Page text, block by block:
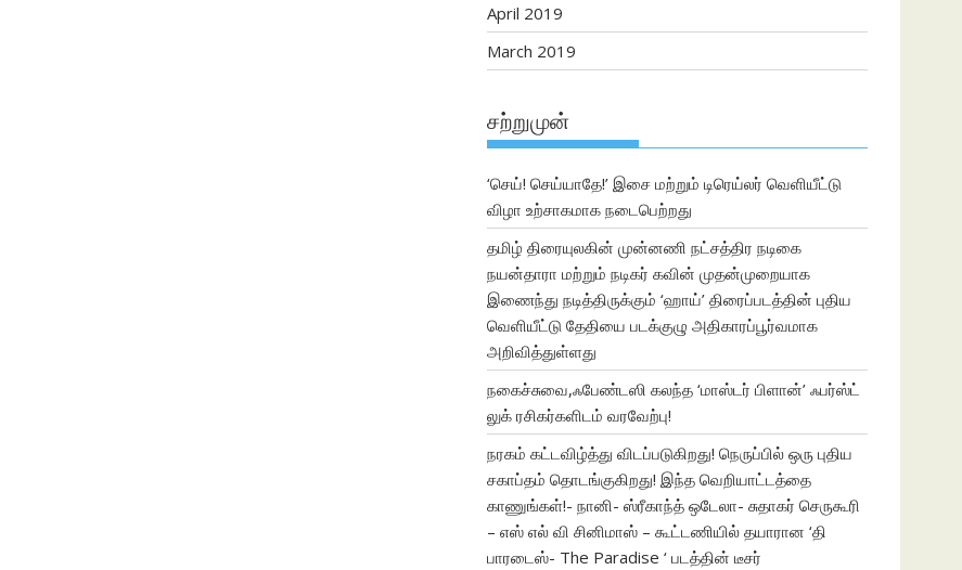
April 2019
March 2019
சற்றுமுன்
‘செய்! செய்யாதே!’ இசை மற்றும் டிரெய்லர் வெளியீட்டு
விழா உற்சாகமாக நடைபெற்றது
தமிழ் திரையுலகின் முன்னணி நட்சத்திர நடிகை
நயன்தாரா மற்றும் நடிகர் கவின் முதன்முறையாக
இணைந்து நடித்திருக்கும் ‘ஹாய்’ திரைப்படத்தின் புதிய
வெளியீட்டு தேதியை படக்குழு அதிகாரப்பூர்வமாக
அறிவித்துள்ளது
நகைச்சுவை,ஃபேண்டஸி கலந்த ‘மாஸ்டர் பிளான்’ ஃபர்ஸ்ட்
லுக் ரசிகர்களிடம் வரவேற்பு!
நரகம் கட்டவிழ்த்து விடப்படுகிறது! நெருப்பில் ஒரு புதிய
சகாப்தம் தொடங்குகிறது! இந்த வெறியாட்டத்தை
காணுங்கள்!- நானி- ஸ்ரீகாந்த் ஒடேலா- சுதாகர் செருகூரி
– எஸ் எல் வி சினிமாஸ் – கூட்டணியில் தயாரான ‘தி
பாரடைஸ்- The Paradise ‘ படத்தின் டீசர்